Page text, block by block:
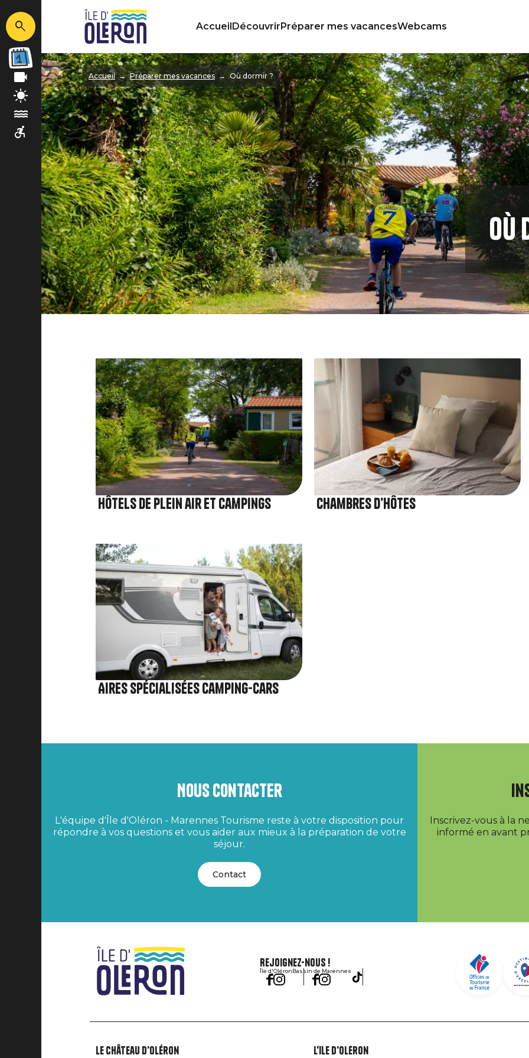
AccueilDécouvrirPréparer mes vacancesWebcams
Accueil Préparer mes vacances Où dormir ?
Image
Image
Hôtels de plein air et Campings
Image
Chambres d’hôtes
Image
Aires spécialisées camping-cars
Nous contacter
L'équipe d'Île d'Oléron - Marennes Tourisme reste à votre disposition pour
répondre à vos questions et vous aider aux mieux à la préparation de votre
séjour.
Contact
Inscrivez-vous à la
informé en avant
Rejoignez-nous !
Île d'OléronBassin de Marennes
Le Château d'Oléron L'île d'Oléron